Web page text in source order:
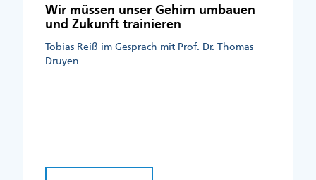
Wir müssen unser Gehirn umbauen
und Zukunft trainieren
Tobias Reiß im Gespräch mit Prof. Dr. Thomas
Druyen